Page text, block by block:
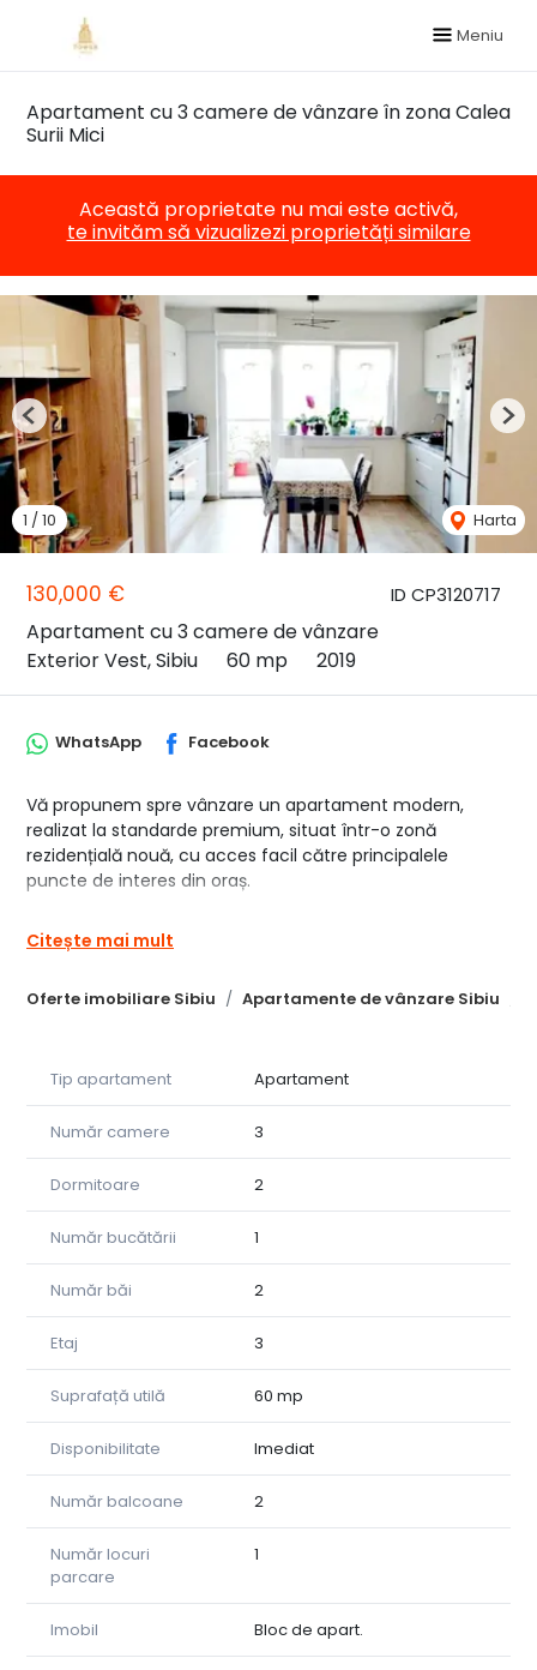
Meniu
Apartament cu 3 camere de vânzare în zona Calea
Surii Mici
Această proprietate nu mai este activă,
te invităm să vizualizezi proprietăți similare
ID CP3120717
130,000 €
Apartament cu 3 camere de vânzare
Exterior Vest, Sibiu
60 mp 2019
1 / 10 Harta
Previous
Oferte imobiliare Sibiu Apartamente de vânzare Sibiu
WhatsApp Facebook
Vă propunem spre vânzare un apartament modern,
realizat la standarde premium, situat într-o zonă
rezidențială nouă, cu acces facil către principalele
puncte de interes din oraș.
mp și este compartimentată inteligent, oferind confort,
• 2 dormitoare
• 2 băi
• 2 holuri
• 2 balcoane spațioase (aprox. 8 mp fiecare), cu
Beneficii:
• vedere panoramică spre munți și zona centrală
• apartament luminos, orientat spre partea însorită
• centrală proprie pe gaz
• aer condiționat
• 1 loc de parcare inclus în preț
• lift
• loc de joacă pentru copii în imediata apropiere
Zonă liniștită, cu acces rapid către magazine, mijloace de
transport și punctele importante ale orașului.
Ideal atât pentru locuință proprie, cât și pentru investiție.
Pentru detalii suplimentare și vizionări, nu ezitați să ne
contactați la nr. tel. 0723/338480 Alina
Citește mai mult
Tip apartament Apartament
Număr camere 3
Dormitoare 2
Număr bucătării 1
Număr băi 2
Etaj 3
Suprafață utilă 60 mp
Disponibilitate Imediat
Număr balcoane 2
Număr locuri
parcare
1
Imobil Bloc de apart.